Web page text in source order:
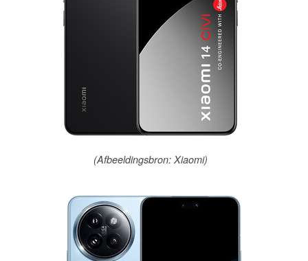
(Afbeeldingsbron: Xiaomi)